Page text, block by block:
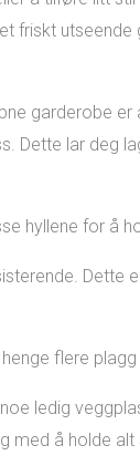
friskt utseende
garderobe er
Dette lar deg
hyllene for å
Dette
flere
ledig
med å holde